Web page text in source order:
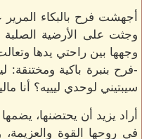
أجهشت فرح بالبكاء
وجثت على الأرضية
وجهها بين راحتي يدها
-فرح بنبرة باكية ومختنقة:
سيبتيني لوحدي ليييه؟ أنا
أراد يزيد أن يحتضنها،
في روحها القوة